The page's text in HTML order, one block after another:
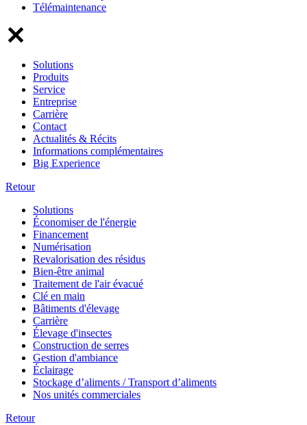
Télémaintenance
Solutions
Produits
Service
Entreprise
Carrière
Contact
Actualités & Récits
Informations complémentaires
Big Experience
Retour
Solutions
Économiser de l'énergie
Financement
Numérisation
Revalorisation des résidus
Bien-être animal
Traitement de l'air évacué
Clé en main
Bâtiments d'élevage
Carrière
Élevage d'insectes
Construction de serres
Gestion d'ambiance
Éclairage
Stockage d’aliments / Transport d’aliments
Nos unités commerciales
Retour